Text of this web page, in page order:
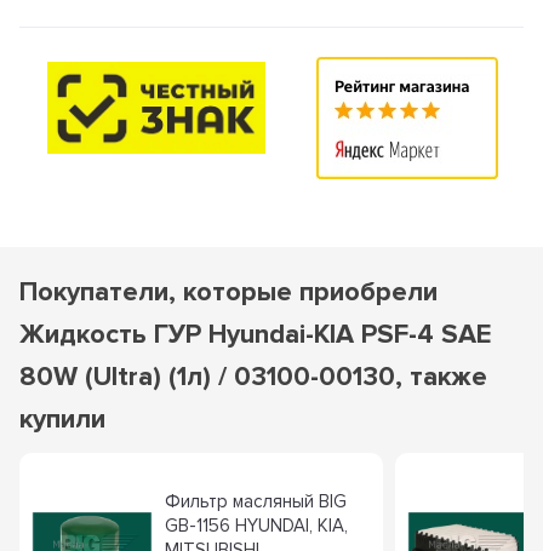
Покупатели, которые приобрели
Жидкость ГУР Hyundai-KIA PSF-4 SAE
80W (Ultra) (1л) / 03100-00130, также
купили
Фильтр масляный BIG
GB-1156 HYUNDAI, KIA,